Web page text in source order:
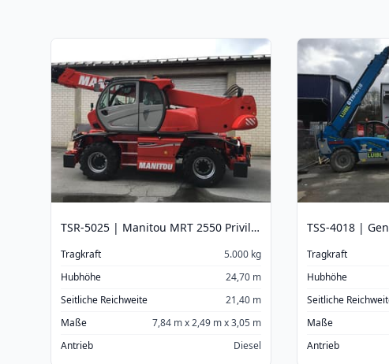
TSR-5025 | Manitou MRT 2550 Privilege
Tragkraft
5.000 kg
Hubhöhe
24,70 m
Seitliche Reichweite
21,40 m
Maße
7,84 m x 2,49 m x 3,05 m
Antrieb
Diesel
TSS-4018 |
Tragkraft
Hubhöhe
Seitliche
Maße
Antrieb